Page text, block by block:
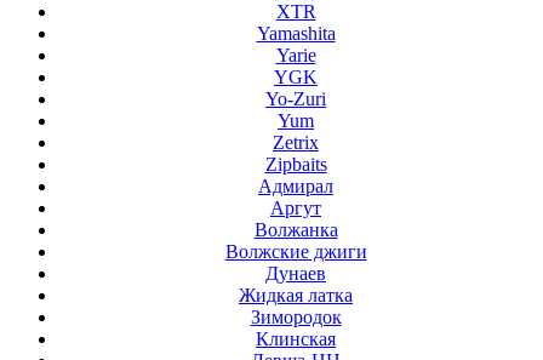
XTR
Yamashita
Yarie
YGK
Yo-Zuri
Yum
Zetrix
Zipbaits
Адмирал
Аргут
Волжанка
Волжские джиги
Дунаев
Жидкая латка
Зимородок
Клинская